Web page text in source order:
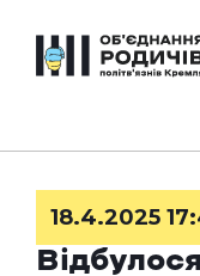
18.4.2025